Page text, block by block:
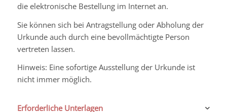
die elektronische Bestellung im Internet an.
Sie können sich bei Antragstellung oder Abholung der
Urkunde auch durch eine bevollmächtigte Person
vertreten lassen.
Hinweis: Eine sofortige Ausstellung der Urkunde ist
nicht immer möglich.
Erforderliche Unterlagen